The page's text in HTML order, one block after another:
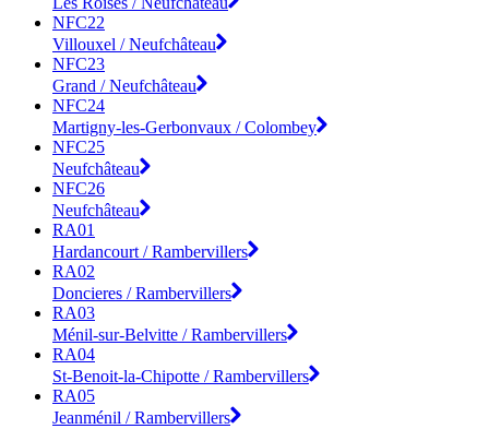
NFC22
Villouxel / Neufchâteau
NFC23
Grand / Neufchâteau
NFC24
Martigny-les-Gerbonvaux / Colombey
NFC25
Neufchâteau
NFC26
Neufchâteau
RA01
Hardancourt / Rambervillers
RA02
Doncieres / Rambervillers
RA03
Ménil-sur-Belvitte / Rambervillers
RA04
St-Benoit-la-Chipotte / Rambervillers
RA05
Jeanménil / Rambervillers